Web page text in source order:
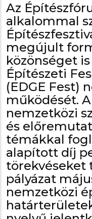
Az
alkalommal
megújult
közönséget
Építészeti
(EDGE Fest)
működését.
nemzetközi
és
témákkal
alapított díj
törekvéseket
pályázat
nemzetközi